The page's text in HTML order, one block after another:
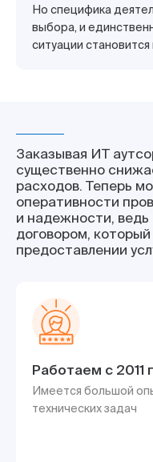
Но специфика
выбора, и
ситуации становится
Заказывая ИТ
существенно
расходов. Теперь
оперативности
и надежности, ведь
договором,
предоставлении
Работаем с 2011
Имеется большой
технических задач